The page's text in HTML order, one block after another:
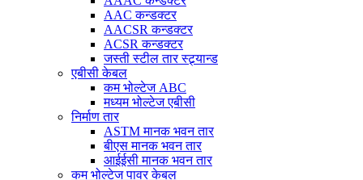
AAC कन्डक्टर
AACSR कन्डक्टर
ACSR कन्डक्टर
जस्ती स्टील तार स्ट्र्यान्ड
एबीसी केबल
कम भोल्टेज ABC
मध्यम भोल्टेज एबीसी
निर्माण तार
ASTM मानक भवन तार
बीएस मानक भवन तार
आईईसी मानक भवन तार
कम भोल्टेज पावर केबल